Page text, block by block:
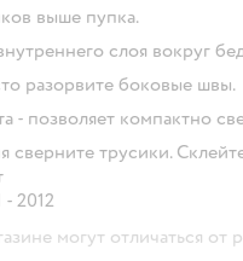
выше пупка.
слоя вокруг
разорвите боковые швы.
- позволяет компактно
сверните трусики.
2012
могут отличаться от